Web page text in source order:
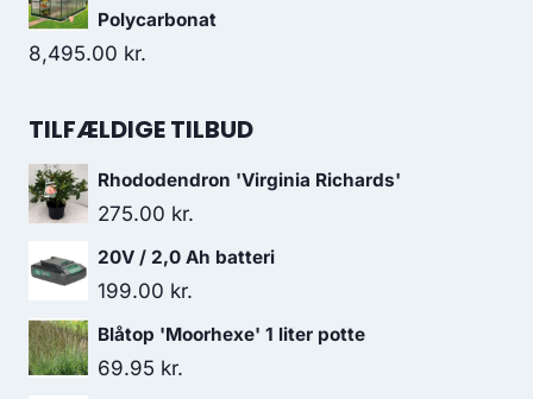
Polycarbonat
8,495.00 kr.
TILFÆLDIGE TILBUD
Rhododendron 'Virginia Richards'
275.00 kr.
20V / 2,0 Ah batteri
199.00 kr.
Blåtop 'Moorhexe' 1 liter potte
69.95 kr.